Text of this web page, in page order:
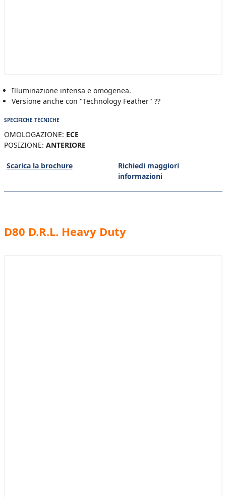
Illuminazione intensa e omogenea.
Versione anche con "Technology Feather" ??
SPECIFICHE TECNICHE
OMOLOGAZIONE: ECE
POSIZIONE: ANTERIORE
Scarica la brochure
Richiedi maggiori
informazioni
D80 D.R.L. Heavy Duty